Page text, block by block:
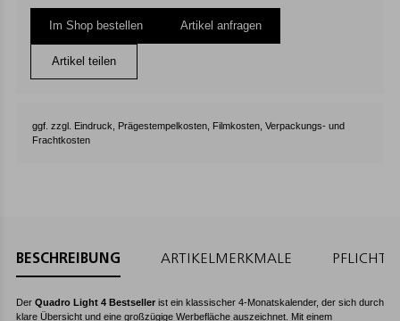
Im Shop bestellen Artikel anfragen
Artikel teilen
ggf. zzgl. Eindruck, Prägestempelkosten, Filmkosten, Verpackungs- und
Frachtkosten
BESCHREIBUNG ARTIKELMERKMALE
Der Quadro Light 4 Bestseller ist ein klassischer 4-Monatskalender, der sich durch
klare Übersicht und eine großzügige Werbefläche auszeichnet. Mit einem